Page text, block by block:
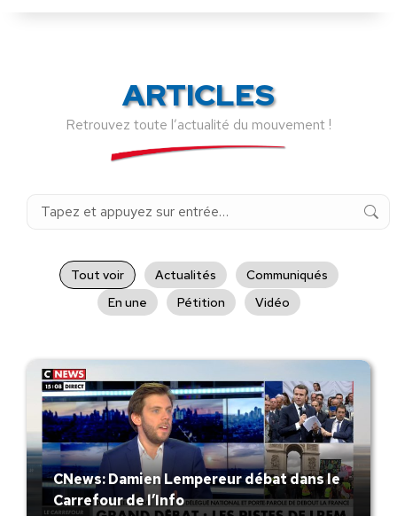
ARTICLES
Retrouvez toute l’actualité du mouvement !
Recherche
Tout voir Actualités
Communiqués
En une
Pétition Vidéo
CNews: Damien Lempereur débat dans le
Carrefour de l’Info